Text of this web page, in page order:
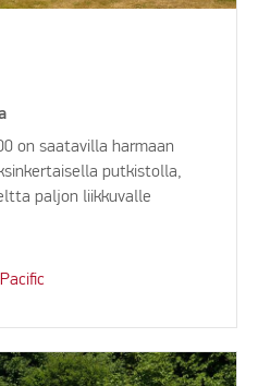
on saatavilla harmaan
putkistolla,
paljon liikkuvalle